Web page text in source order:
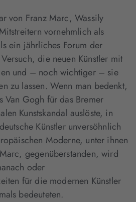
von Franz Marc, Wassily
vornehmlich als
ein jährliches Forum der
die neuen Künstler mit
und – noch wichtiger – sie
zu lassen. Wenn man bedenkt,
Van Gogh für das Bremer
Kunstskandal auslöste, in
Künstler unversöhnlich
Moderne, unter ihnen
gegenüberstanden, wird
oder
für die modernen Künstler
bedeuteten.